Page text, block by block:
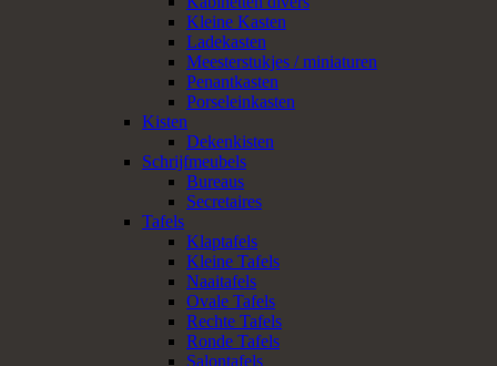
Kleine Kasten
Ladekasten
Meesterstukjes / miniaturen
Penantkasten
Porseleinkasten
Kisten
Dekenkisten
Schrijfmeubels
Bureaus
Secretaires
Tafels
Klaptafels
Kleine Tafels
Naaitafels
Ovale Tafels
Rechte Tafels
Ronde Tafels
Salontafels